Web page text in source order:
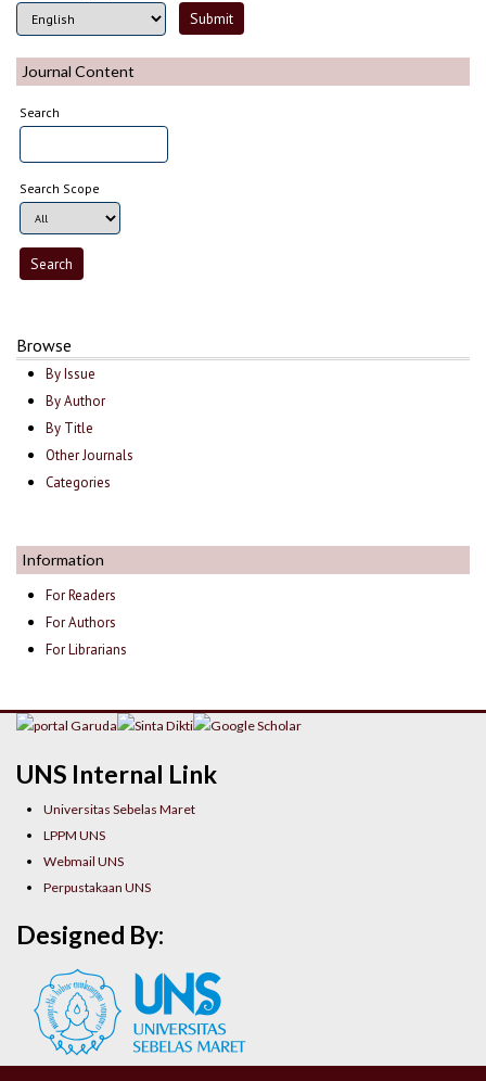
Journal Content
Search
Search Scope
Browse
By Issue
By Author
By Title
Other Journals
Categories
Information
For Readers
For Authors
For Librarians
UNS Internal Link
Universitas Sebelas Maret
LPPM UNS
Webmail UNS
Perpustakaan UNS
Designed By: